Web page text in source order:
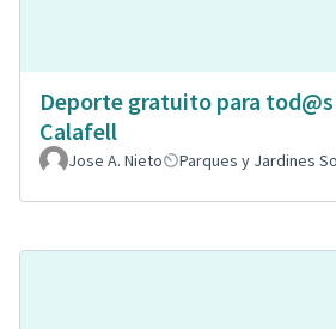
Deporte gratuito para
Calafell
Jose A. Nieto Parques y Jardines